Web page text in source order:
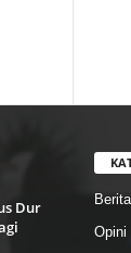
Dur
Berita
Opini